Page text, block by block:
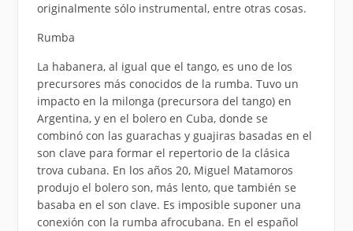
originalmente sólo instrumental, entre otras cosas.
Rumba
La habanera, al igual que el tango, es uno de los
precursores más conocidos de la rumba. Tuvo un
impacto en la milonga (precursora del tango) en
Argentina, y en el bolero en Cuba, donde se
combinó con las guarachas y guajiras basadas en el
son clave para formar el repertorio de la clásica
trova cubana. En los años 20, Miguel Matamoros
produjo el bolero son, más lento, que también se
basaba en el son clave. Es imposible suponer una
conexión con la rumba afrocubana. En el español